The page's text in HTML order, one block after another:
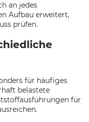
an jedes
Aufbau erweitert,
prüfen.
für häufiges
belastete
für